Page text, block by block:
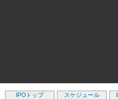
IPOトップ スケジュール